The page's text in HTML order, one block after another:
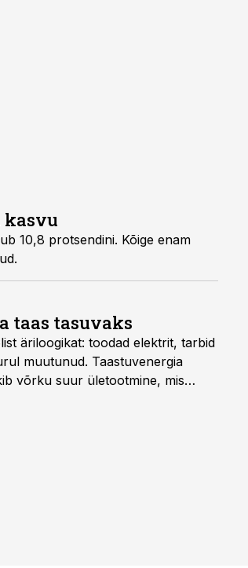
kasvu
10,8 protsendini. Kõige enam
taas tasuvaks
äriloogikat: toodad elektrit, tarbid
muutunud. Taastuvenergia
võrku suur ületootmine, mis